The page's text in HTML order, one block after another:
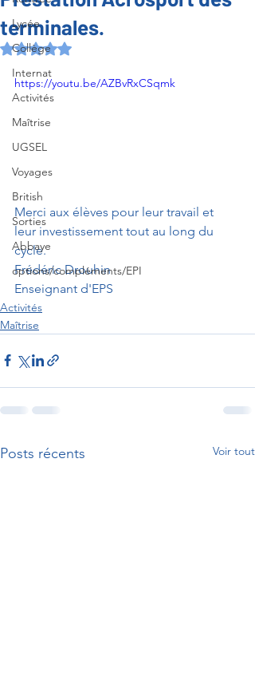
Lycée
Collège
Internat
Activités
Maîtrise
UGSEL
Voyages
British
Sorties
Abbaye
options/compléments/EPI
terminales.
Noté NaN étoiles sur 5.
https://youtu.be/AZBvRxCSqmk
Merci aux élèves pour leur travail et
leur investissement tout au long du
cycle.
Frédéric Drouhin
Enseignant d'EPS
Activités
Maîtrise
Posts récents Voir tout